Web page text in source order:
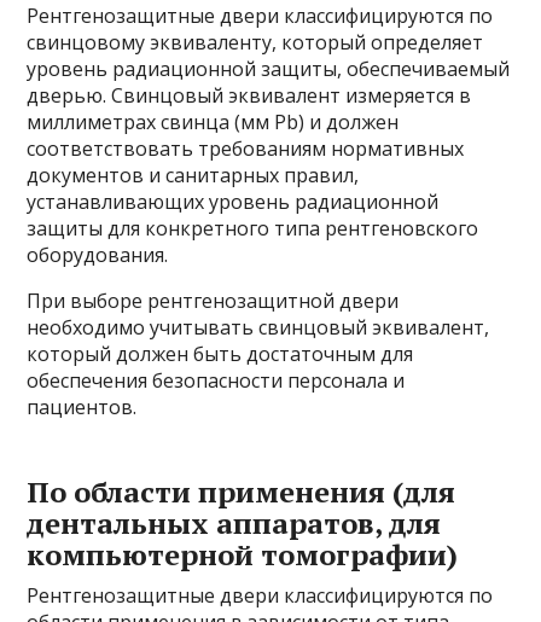
Рентгенозащитные двери классифицируются по
свинцовому эквиваленту, который определяет
уровень радиационной защиты, обеспечиваемый
дверью. Свинцовый эквивалент измеряется в
миллиметрах свинца (мм Pb) и должен
соответствовать требованиям нормативных
документов и санитарных правил,
устанавливающих уровень радиационной
защиты для конкретного типа рентгеновского
оборудования.
При выборе рентгенозащитной двери
необходимо учитывать свинцовый эквивалент,
который должен быть достаточным для
обеспечения безопасности персонала и
пациентов.
По области применения (для
дентальных аппаратов, для
компьютерной томографии)
Рентгенозащитные двери классифицируются по